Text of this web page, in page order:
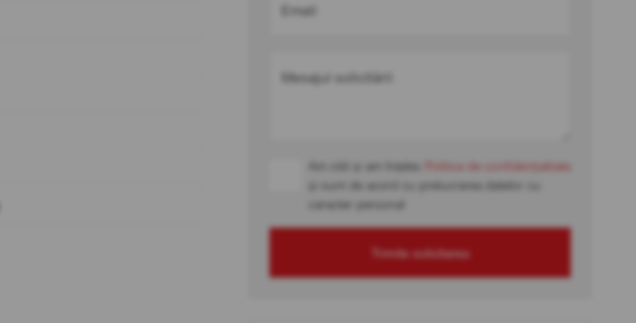
Email
Mesajul solicitării
Am citit și am înțeles
Politica de confidențialitate
și sunt de acord cu prelucrarea datelor cu
caracter personal
Trimite solicitarea